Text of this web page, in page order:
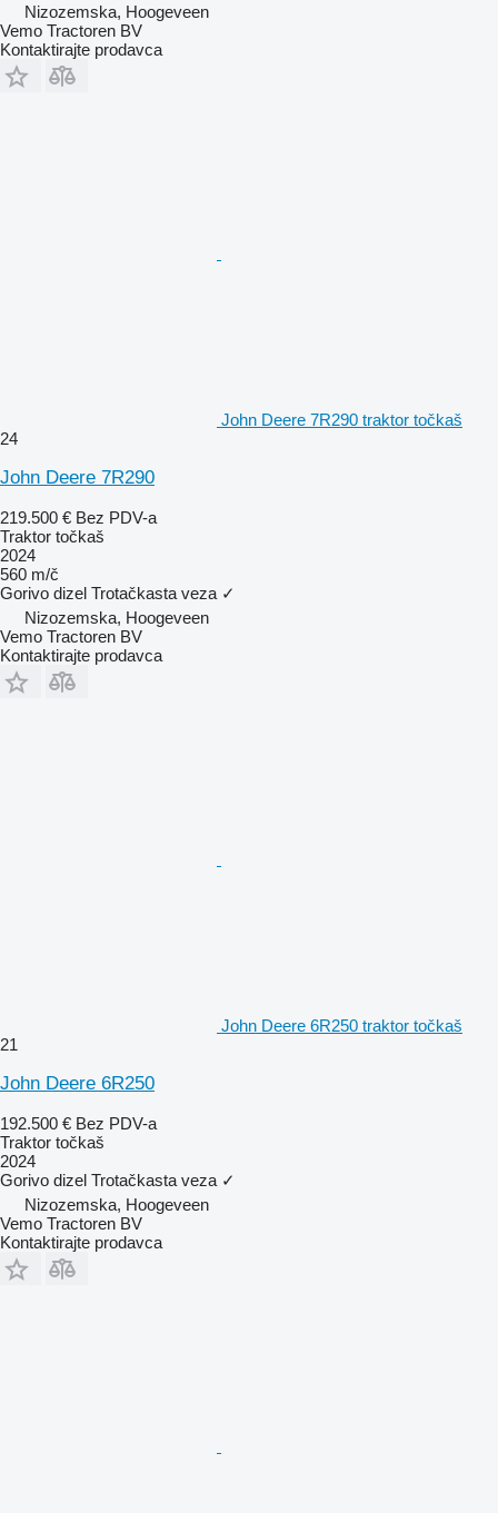
Nizozemska, Hoogeveen
Vemo Tractoren BV
Kontaktirajte prodavca
John Deere 7R290 traktor točkaš
24
John Deere 7R290
219.500 € Bez PDV-a
Traktor točkaš
2024
560 m/č
Gorivo dizel Trotačkasta veza ✓
Nizozemska, Hoogeveen
Vemo Tractoren BV
Kontaktirajte prodavca
John Deere 6R250 traktor točkaš
21
John Deere 6R250
192.500 € Bez PDV-a
Traktor točkaš
2024
Gorivo dizel Trotačkasta veza ✓
Nizozemska, Hoogeveen
Vemo Tractoren BV
Kontaktirajte prodavca